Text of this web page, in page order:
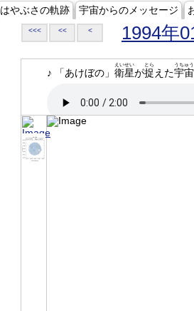
はやぶさの軌跡 宇宙からのメッセージ
<<< << < 1994年
♪ 「あけぼの」 衛星
えいせい
が捉
とら
えた宇宙
うちゅう